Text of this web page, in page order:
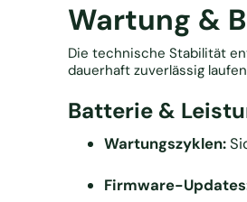
Wartung &
Die technische Stabilität
dauerhaft zuverlässig
Batterie &
Wartungszyklen:
Firmware-